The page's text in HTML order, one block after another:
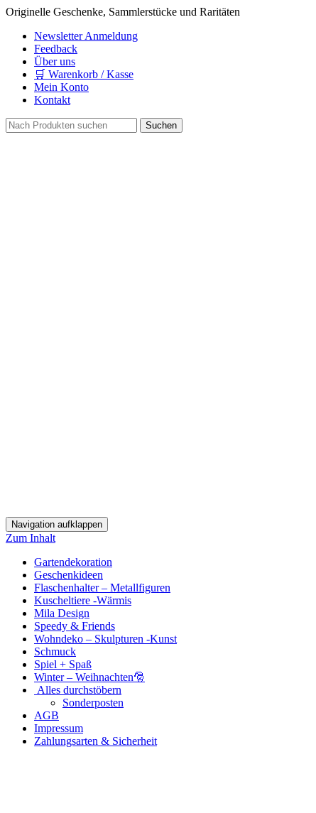
Originelle Geschenke, Sammlerstücke und Raritäten
Newsletter Anmeldung
Feedback
Über uns
🛒 Warenkorb / Kasse
Mein Konto
Kontakt
Navigation aufklappen
Zum Inhalt
Gartendekoration
Geschenkideen
Flaschenhalter – Metallfiguren
Kuscheltiere -Wärmis
Mila Design
Speedy & Friends
Wohndeko – Skulpturen -Kunst
Schmuck
Spiel + Spaß
Winter – Weihnachten🎅
Alles durchstöbern
Sonderposten
AGB
Impressum
Zahlungsarten & Sicherheit